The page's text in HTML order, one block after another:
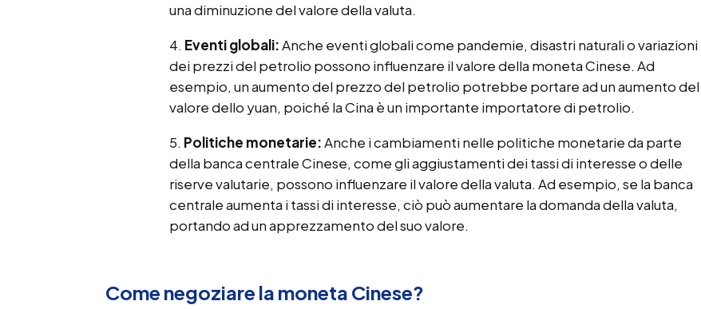
una diminuzione del valore della valuta.
Eventi globali:Anche eventi globali come pandemie, disastri naturali o variazioni
dei prezzi del petrolio possono influenzare il valore della moneta Cinese. Ad
esempio, un aumento del prezzo del petrolio potrebbe portare ad un aumento del
valore dello yuan, poiché la Cina è un importante importatore di petrolio.
Politiche monetarie:Anche i cambiamenti nelle politiche monetarie da parte
della banca centrale Cinese, come gli aggiustamenti dei tassi di interesse o delle
riserve valutarie, possono influenzare il valore della valuta. Ad esempio, se la banca
centrale aumenta i tassi di interesse, ciò può aumentare la domanda della valuta,
portando ad un apprezzamento del suo valore.
Come negoziare la moneta Cinese?